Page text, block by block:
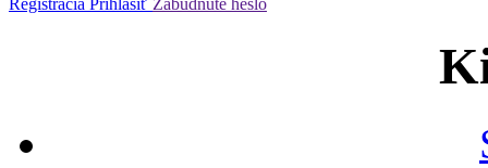
Registrácia Prihlásiť Zabudnuté heslo